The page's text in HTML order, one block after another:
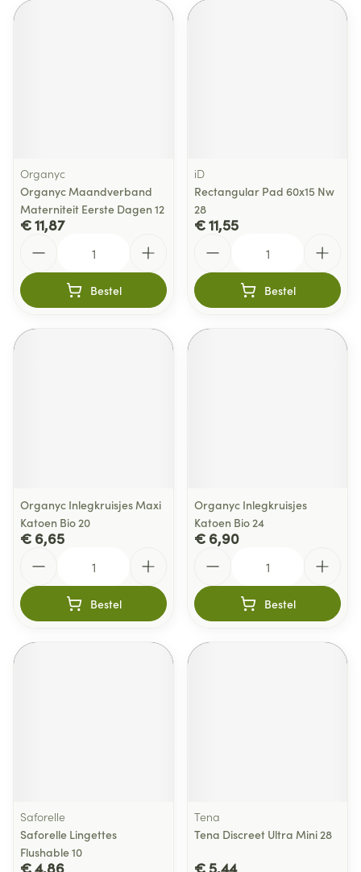
Organyc
Organyc Maandverband
Materniteit Eerste Dagen 12
€ 11,87
Bestel
iD
Rectangular Pad 60x15 Nw
28
€ 11,55
Bestel
Organyc Inlegkruisjes Maxi
Katoen Bio 20
€ 6,65
Bestel
Organyc Inlegkruisjes
Katoen Bio 24
€ 6,90
Bestel
Saforelle
Saforelle Lingettes
Flushable 10
€ 4,86
Tena
Tena Discreet Ultra Mini 28
€ 5,44